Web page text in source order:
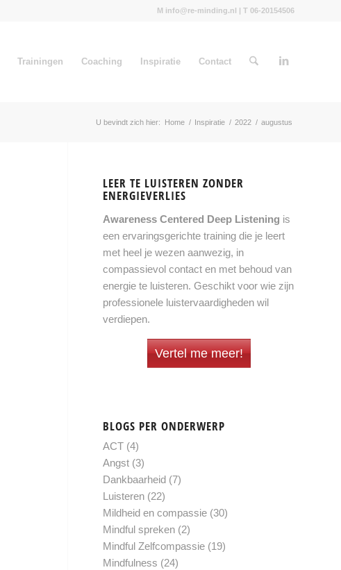
M info@re-minding.nl | T 06-20154506
Trainingen Coaching Inspiratie Contact
U bevindt zich hier: Home / Inspiratie / 2022 / augustus
LEER TE LUISTEREN ZONDER
ENERGIEVERLIES
Awareness Centered Deep Listening is
een ervaringsgerichte training die je leert
met heel je wezen aanwezig, in
compassievol contact en met behoud van
energie te luisteren. Geschikt voor wie zijn
professionele luistervaardigheden wil
verdiepen.
Vertel me meer!
BLOGS PER ONDERWERP
ACT (4)
Angst (3)
Dankbaarheid (7)
Luisteren (22)
Mildheid en compassie (30)
Mindful spreken (2)
Mindful Zelfcompassie (19)
Mindfulness (24)